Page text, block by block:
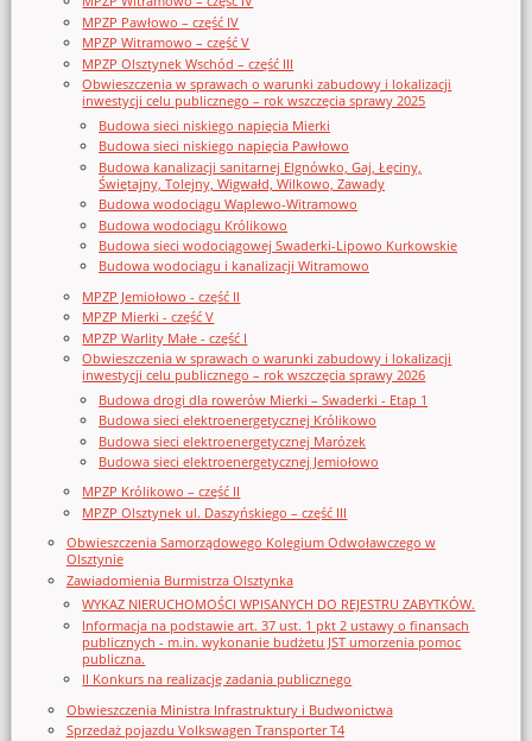
MPZP Pawłowo – część IV
MPZP Witramowo – część V
MPZP Olsztynek Wschód – część III
Obwieszczenia w sprawach o warunki zabudowy i lokalizacji
inwestycji celu publicznego – rok wszczęcia sprawy 2025
Budowa sieci niskiego napięcia Mierki
Budowa sieci niskiego napięcia Pawłowo
Budowa kanalizacji sanitarnej Elgnówko, Gaj, Łęciny,
Świętajny, Tolejny, Wigwałd, Wilkowo, Zawady
Budowa wodociągu Waplewo-Witramowo
Budowa wodociągu Królikowo
Budowa sieci wodociągowej Swaderki-Lipowo Kurkowskie
Budowa wodociągu i kanalizacji Witramowo
MPZP Jemiołowo - część II
MPZP Mierki - część V
MPZP Warlity Małe - część I
Obwieszczenia w sprawach o warunki zabudowy i lokalizacji
inwestycji celu publicznego – rok wszczęcia sprawy 2026
Budowa drogi dla rowerów Mierki – Swaderki - Etap 1
Budowa sieci elektroenergetycznej Królikowo
Budowa sieci elektroenergetycznej Marózek
Budowa sieci elektroenergetycznej Jemiołowo
MPZP Królikowo – część II
MPZP Olsztynek ul. Daszyńskiego – część III
Obwieszczenia Samorządowego Kolegium Odwoławczego w
Olsztynie
Zawiadomienia Burmistrza Olsztynka
WYKAZ NIERUCHOMOŚCI WPISANYCH DO REJESTRU ZABYTKÓW.
Informacja na podstawie art. 37 ust. 1 pkt 2 ustawy o finansach
publicznych - m.in. wykonanie budżetu JST umorzenia pomoc
publiczna.
II Konkurs na realizację zadania publicznego
Obwieszczenia Ministra Infrastruktury i Budwonictwa
Sprzedaż pojazdu Volkswagen Transporter T4